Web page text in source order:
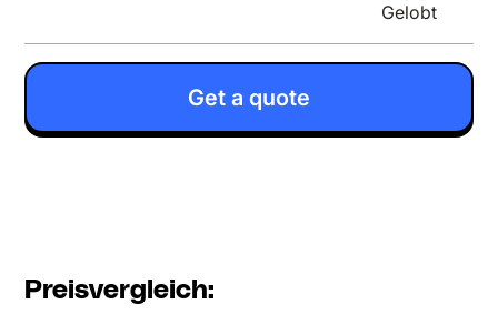
Gelobt
Get a quote
Preisvergleich: